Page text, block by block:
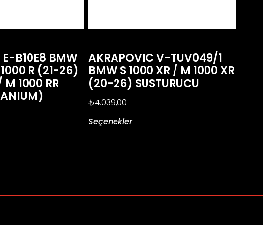
B10E8 BMW
R (21-26)
M 1000 RR
AKRAPOVIC V-TUV049/1
BMW S 1000 XR / M 1000 XR
(20-26) SUSTURUCU
₺4.039,00
Seçenekler